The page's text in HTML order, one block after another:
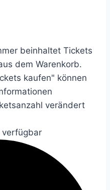
beinhaltet Tickets
dem Warenkorb.
kaufen" können
verändert
verfügbar